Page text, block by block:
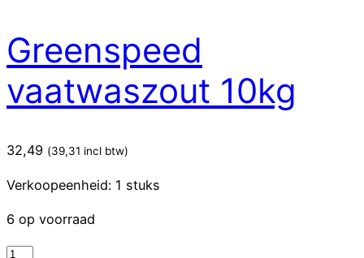
Greenspeed
vaatwaszout 10kg
32,49 (39,31 incl btw)
Verkoopeenheid: 1 stuks
6 op voorraad
Greenspeed